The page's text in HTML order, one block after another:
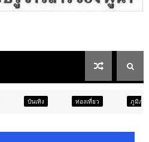
ท่องเที่ยว ภูมิภาค